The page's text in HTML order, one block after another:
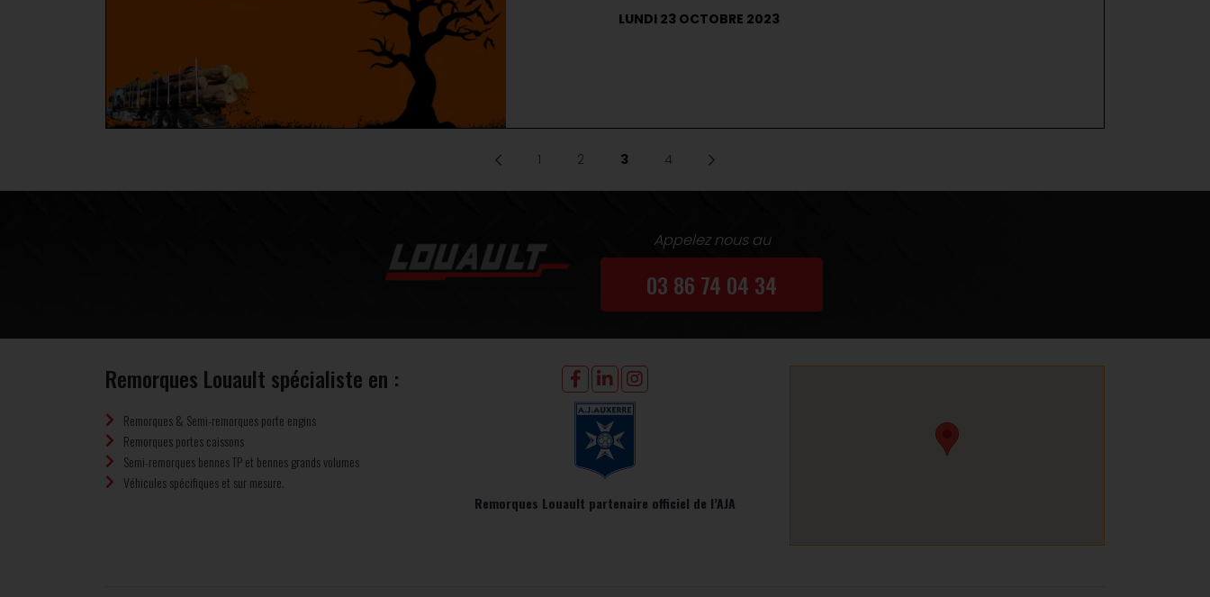
LUNDI 23 OCTOBRE 2023
1 2 3 4
Appelez nous au
03 86 74 04 34
Remorques Louault spécialiste en :
Remorques & Semi-remorques porte engins
Remorques portes caissons
Semi-remorques bennes TP et bennes grands volumes
Véhicules spécifiques et sur mesure.
Remorques Louault partenaire officiel de l’AJA